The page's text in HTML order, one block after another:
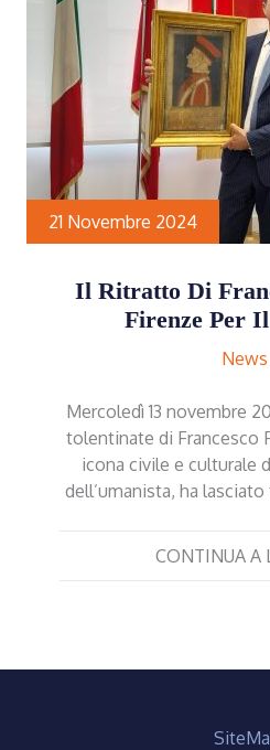
21 Novembre 2024
Il Ritratto Di
Firenze Per
News
Mercoledì 13 novembre
tolentinate di Francesco
icona civile e culturale
dell’umanista, ha
CONTINUA A